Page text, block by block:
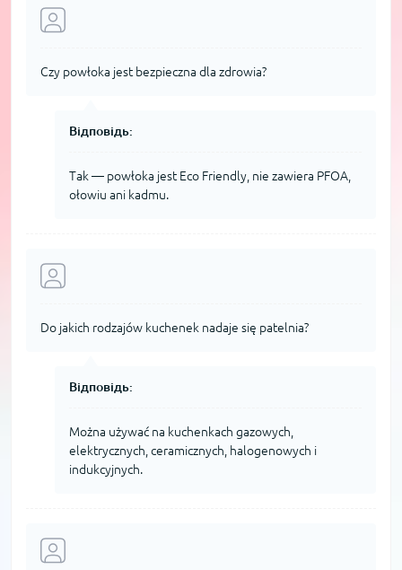
Czy powłoka jest bezpieczna dla zdrowia?
Відповідь:
Tak — powłoka jest Eco Friendly, nie zawiera PFOA,
ołowiu ani kadmu.
Do jakich rodzajów kuchenek nadaje się patelnia?
Відповідь:
Można używać na kuchenkach gazowych,
elektrycznych, ceramicznych, halogenowych i
indukcyjnych.